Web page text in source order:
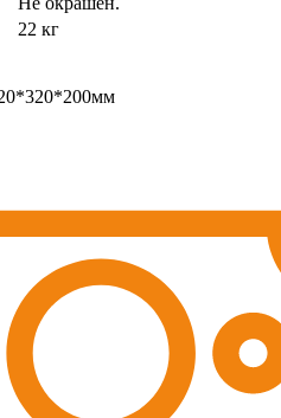
22 кг